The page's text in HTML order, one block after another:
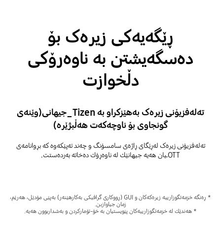
ڕێگەیەکی زیرەک بۆ
دەسگەیشتن بە ناوەرۆکی
دڵخوازت
تەلەفزیۆنی زیرەک بەهێزکراو بە Tizen_جیهانی(وێنەی
گونجاوی بۆ ناوچەکەت هەڵبژێرە)
تەلەفزیۆنی زیرەک لەڕێگای ڕاژەی سامسۆنگ و چەند ئەپێكەوە کە بڕوانامەی
OTTـیان هەیە جیهانێك لە ناوەڕۆك دەخاتە بەردەستت.
* ڕەنگە خزمەتگوزارییە زیرەکەکان و GUI (ڕووکاری گرافیکی بەکارهێنەر) بەپێی مۆدێل، هەرێم،
زمان جیاوازبن.
* هەندێك لە خزمەتگوزارییەکان پێویستیان بە خۆ-تۆمارکردن و بەشداربوون هەیە.